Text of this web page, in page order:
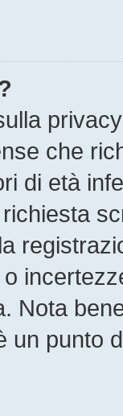
che
di età
Nota
un punto